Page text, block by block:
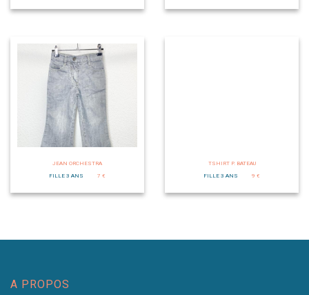
JEAN ORCHESTRA
FILLE 3 ANS
7 €
TSHIRT P. BATEAU
FILLE 3 ANS
9 €
A PROPOS